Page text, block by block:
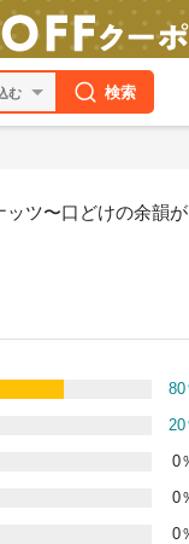
む 検索
ツ〜口どけの余韻
80
20
0
0
0